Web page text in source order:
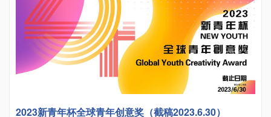
2023新青年杯全球青年创意奖（截稿2023.6.30）